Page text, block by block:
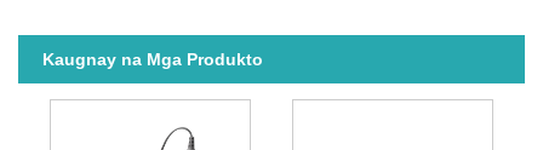
Kaugnay na Mga Produkto